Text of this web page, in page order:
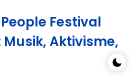
Festival
Aktivisme,